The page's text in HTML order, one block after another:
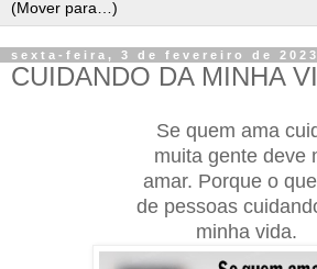
sexta-feira, 3 de fevereiro de 2023
CUIDANDO DA MINHA
Se quem ama
muita gente deve
amar. Porque o
de pessoas
minha vida.